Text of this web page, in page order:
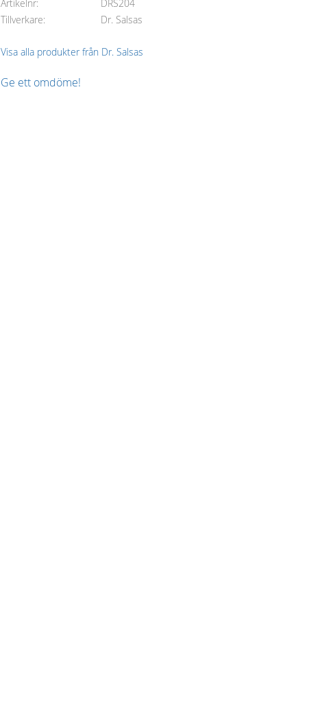
Artikelnr
DRS204
Tillverkare
Dr. Salsas
Visa alla produkter från Dr. Salsas
Ge ett omdöme!